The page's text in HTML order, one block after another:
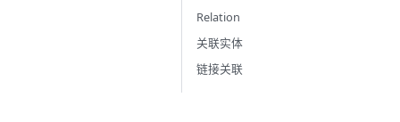
Relation
关联实体
链接关联